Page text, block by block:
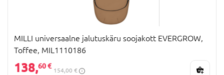
MILLI universaalne jalutuskäru soojakott EVERGROW,
Toffee, MIL1110186
138,60 €
154,00 €